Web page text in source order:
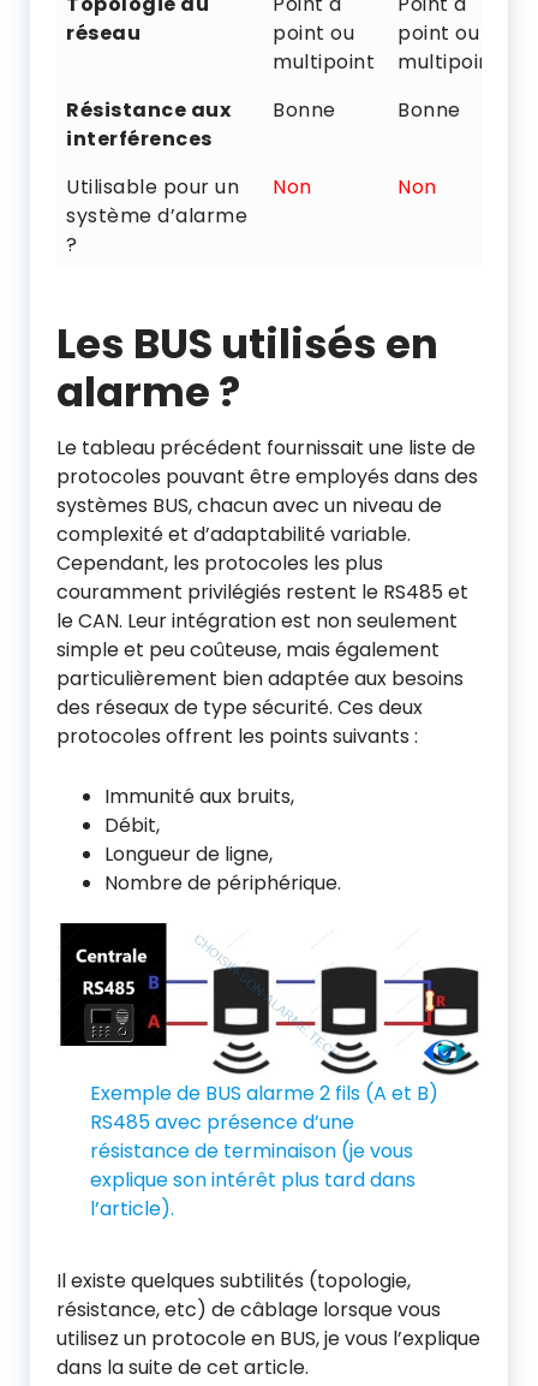
réseau
point ou
multipoint
point ou
multipoint
Résistance aux
interférences
Bonne Bonne
Utilisable pour un
système d’alarme
?
Non Non
Les BUS utilisés en
alarme ?
Le tableau précédent fournissait une liste de
protocoles pouvant être employés dans des
systèmes BUS, chacun avec un niveau de
complexité et d’adaptabilité variable.
Cependant, les protocoles les plus
couramment privilégiés restent le RS485 et
le CAN. Leur intégration est non seulement
simple et peu coûteuse, mais également
particulièrement bien adaptée aux besoins
des réseaux de type sécurité. Ces deux
protocoles offrent les points suivants :
Immunité aux bruits,
Débit,
Longueur de ligne,
Nombre de périphérique.
Exemple de BUS alarme 2 fils (A et B)
RS485 avec présence d’une
résistance de terminaison (je vous
explique son intérêt plus tard dans
l’article).
Il existe quelques subtilités (topologie,
résistance, etc) de câblage lorsque vous
utilisez un protocole en BUS, je vous l’explique
dans la suite de cet article.